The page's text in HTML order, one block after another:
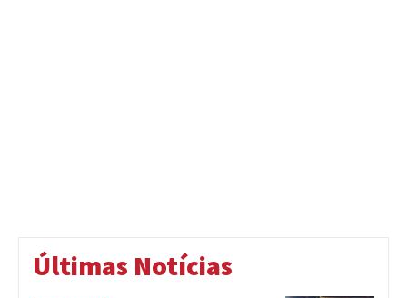
Últimas Notícias